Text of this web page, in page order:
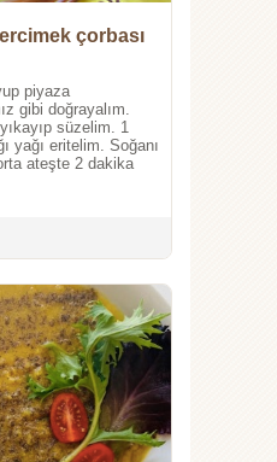
çorbası
piyaza
gibi doğrayalım.
süzelim. 1
yağı eritelim. Soğanı
ateşte 2 dakika